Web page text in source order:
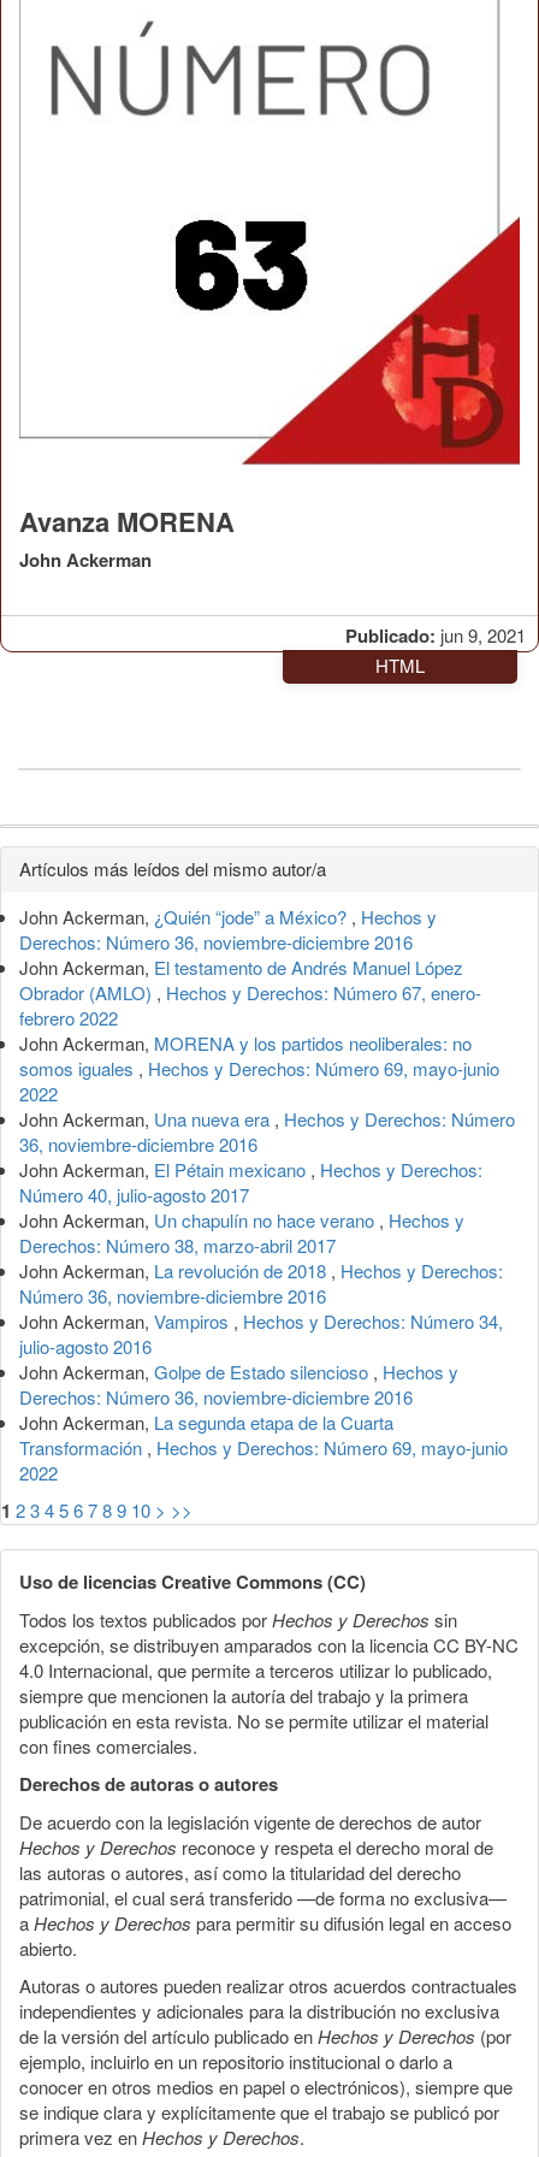
Publicado: jun 9, 2021
Avanza MORENA
John Ackerman
HTML
Detalles
del
artículo
Artículos más leídos del mismo autor/a
John Ackerman, ¿Quién “jode” a México? , Hechos y
Derechos: Número 36, noviembre-diciembre 2016
John Ackerman, El testamento de Andrés Manuel López
Obrador (AMLO) , Hechos y Derechos: Número 67, enero-
febrero 2022
John Ackerman, MORENA y los partidos neoliberales: no
somos iguales , Hechos y Derechos: Número 69, mayo-junio
2022
John Ackerman, Una nueva era , Hechos y Derechos: Número
36, noviembre-diciembre 2016
John Ackerman, El Pétain mexicano , Hechos y Derechos:
Número 40, julio-agosto 2017
John Ackerman, Un chapulín no hace verano , Hechos y
Derechos: Número 38, marzo-abril 2017
John Ackerman, La revolución de 2018 , Hechos y Derechos:
Número 36, noviembre-diciembre 2016
John Ackerman, Vampiros , Hechos y Derechos: Número 34,
julio-agosto 2016
John Ackerman, Golpe de Estado silencioso , Hechos y
Derechos: Número 36, noviembre-diciembre 2016
John Ackerman, La segunda etapa de la Cuarta
Transformación , Hechos y Derechos: Número 69, mayo-junio
2022
1 23456789 10 > >>
Uso de licencias Creative Commons (CC)
Todos los textos publicados porHechos y Derechos sin
excepción, se distribuyen amparados con la licencia CC BY-NC
4.0 Internacional, que permite a terceros utilizar lo publicado,
siempre que mencionen la autoría del trabajo y la primera
publicación en esta revista. No se permite utilizar el material
con fines comerciales.
Derechos de autoras o autores
De acuerdo con la legislación vigente de derechos de autor
Hechos y Derechos reconoce y respeta el derecho moral de
las autoras o autores, así como la titularidad del derecho
patrimonial, el cual será transferido —de forma no exclusiva—
aHechos y Derechos para permitir su difusión legal en acceso
abierto.
Autoras o autores pueden realizar otros acuerdos contractuales
independientes y adicionales para la distribución no exclusiva
de la versión del artículo publicado enHechos y Derechos (por
ejemplo, incluirlo en un repositorio institucional o darlo a
conocer en otros medios en papel o electrónicos), siempre que
se indique clara y explícitamente que el trabajo se publicó por
primera vez enHechos y Derechos.